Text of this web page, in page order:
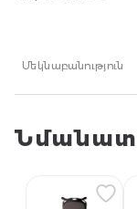
Մեկնաբանություն